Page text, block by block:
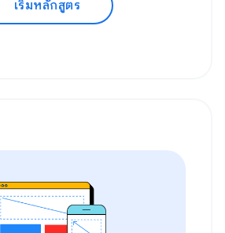
เริ่มหลักสูตร